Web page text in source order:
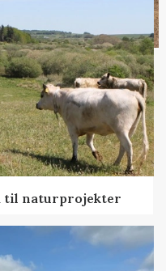
til naturprojekter